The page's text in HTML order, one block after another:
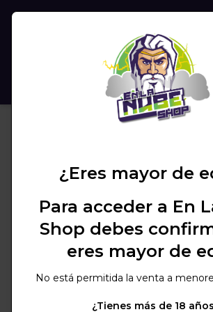
¿Eres mayor de
Para acceder a En
Shop debes
eres mayor de
No está permitida la venta a
¿Tienes más de 18